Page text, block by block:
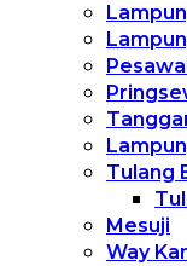
Tulang
Mesuji
Way